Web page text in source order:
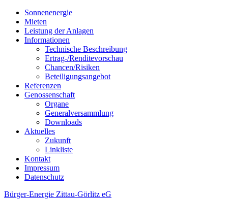
Sonnenenergie
Mieten
Leistung der Anlagen
Informationen
Technische Beschreibung
Ertrag-/Renditevorschau
Chancen/Risiken
Beteiligungsangebot
Referenzen
Genossenschaft
Organe
Generalversammlung
Downloads
Aktuelles
Zukunft
Linkliste
Kontakt
Impressum
Datenschutz
Bürger-Energie Zittau-Görlitz eG